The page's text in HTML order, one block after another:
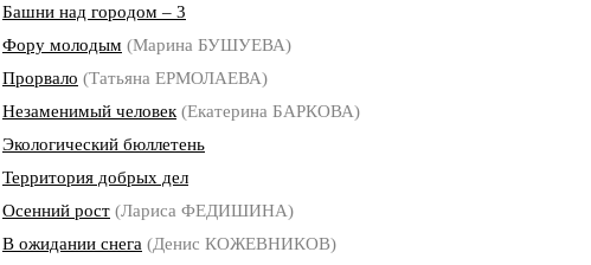
Башни над городом – 3
Фору молодым (Марина БУШУЕВА)
Прорвало (Татьяна ЕРМОЛАЕВА)
Незаменимый человек (Екатерина БАРКОВА)
Экологический бюллетень
Территория добрых дел
Осенний рост (Лариса ФЕДИШИНА)
В ожидании снега (Денис КОЖЕВНИКОВ)